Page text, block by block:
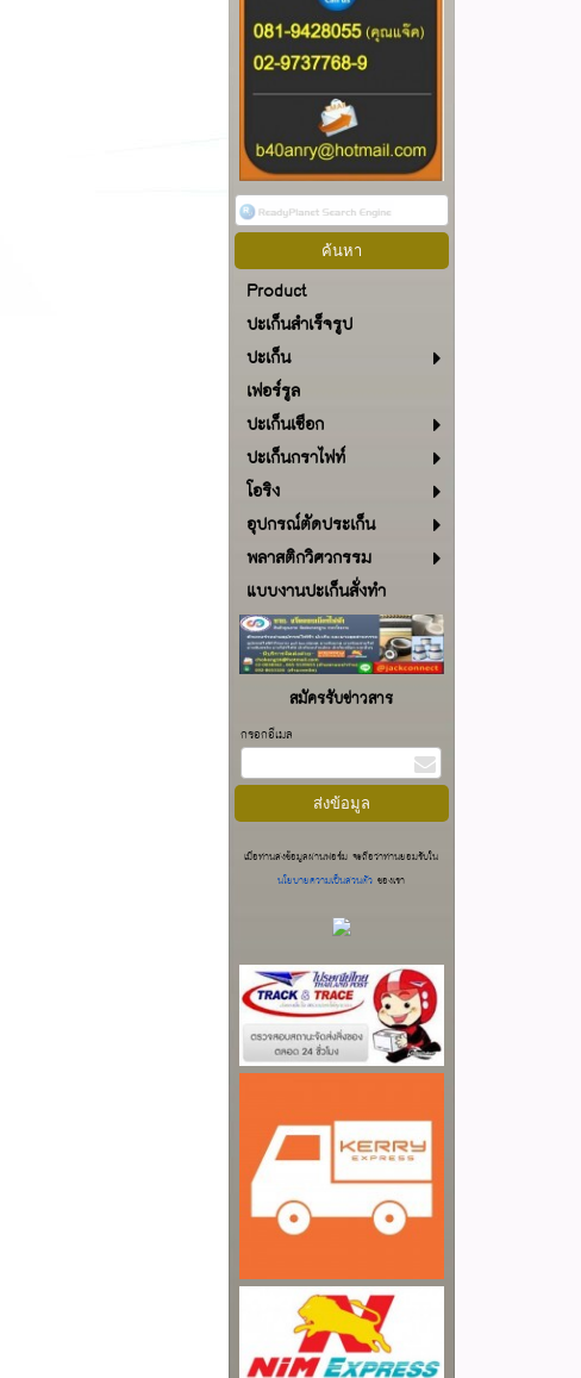
Product
ปะเก็นสำเร็จรูป
ปะเก็น
เฟอร์รูล
ปะเก็นเชือก
ปะเก็นกราไฟท์
โอริง
อุปกรณ์ตัดประเก็น
พลาสติกวิศวกรรม
แบบงานปะเก็นสั่งทำ
สมัครรับข่าวสาร
กรอกอีเมล
เมื่อท่านส่งข้อมูลผ่านฟอร์ม จะถือว่าท่านยอมรับใน
นโยบายความเป็นส่วนตัวของเรา